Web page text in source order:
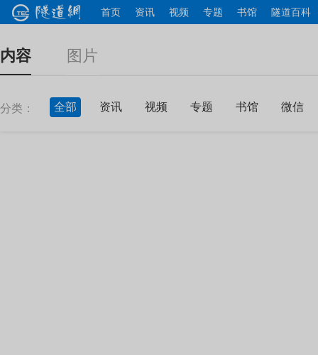
首页 资讯 视频 专题 书馆 隧道百科
内容 图片
分类： 全部 资讯 视频 专题 书馆 微信